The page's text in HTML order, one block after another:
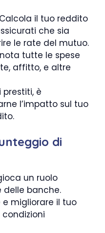
Calcola il tuo reddito
che sia
le rate del mutuo.
tutte le spese
affitto, e altre
prestiti, è
l’impatto sul tuo
di
un ruolo
delle banche.
migliorare il tuo